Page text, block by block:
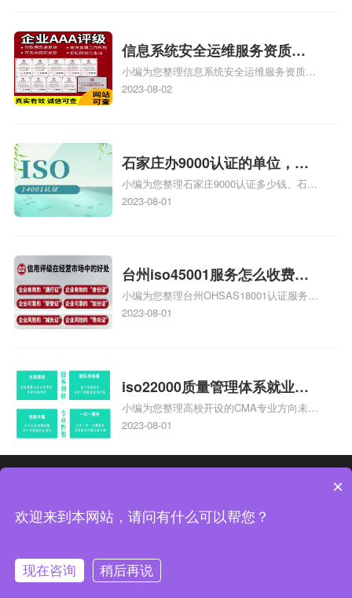
信息系统安全运维服务资质二
级费用，信息系统安全运维服
务资质二级
小编为您整理信息系统安全运维服务资质认
证证书机构有哪些、安全运维服务资质的费
体系认证知识，详情可查看下方正文！
2023-08-02
石家庄办9000认证的单位，石
家庄9000认证的公司
小编为您整理石家庄9000认证多少钱、石家
庄9000认证价格多少钱、石家庄9000认证
2023-08-01
台州iso45001服务怎么收费，
台州iso45001认证服务怎么收
费
小编为您整理台州OHSAS18001认证服务中
心哪家收费便宜、台州ISO9000认证，哪个
标准是什么相关iso体系认证知识，详情可
查看下方正文！
2023-08-01
iso22000质量管理体系就业方
向，质量管理与认证就业方向
小编为您整理高校开设的CMA专业方向未来
就业前景及就业方向如何、cma就业方向有
和cma未来就业方向、大学生考完cma，就
2023-08-01
中证集团体系认证 版权所有 Copyright © 2022
渝公网安备 50010502003954号
联系我们
×
欢迎来到本网站，请问有什么可以帮您？
现在咨询 稍后再说